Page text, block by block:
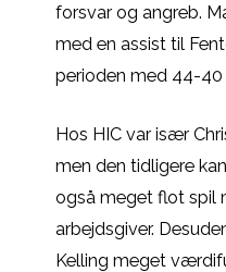
forsvar og angreb.
med en assist til
perioden med 44-
Hos HIC var især
men den tidligere
også meget flot spil
arbejdsgiver.
Kelling meget